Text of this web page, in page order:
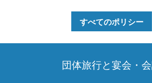
すべてのポリシー
団体旅行と宴会・